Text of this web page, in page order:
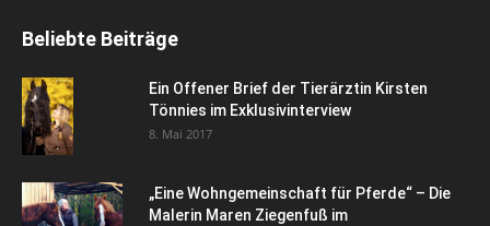
Beliebte Beiträge
Ein Offener Brief der Tierärztin Kirsten
Tönnies im Exklusivinterview
8. Mai 2017
„Eine Wohngemeinschaft für Pferde“ – Die
Malerin Maren Ziegenfuß im